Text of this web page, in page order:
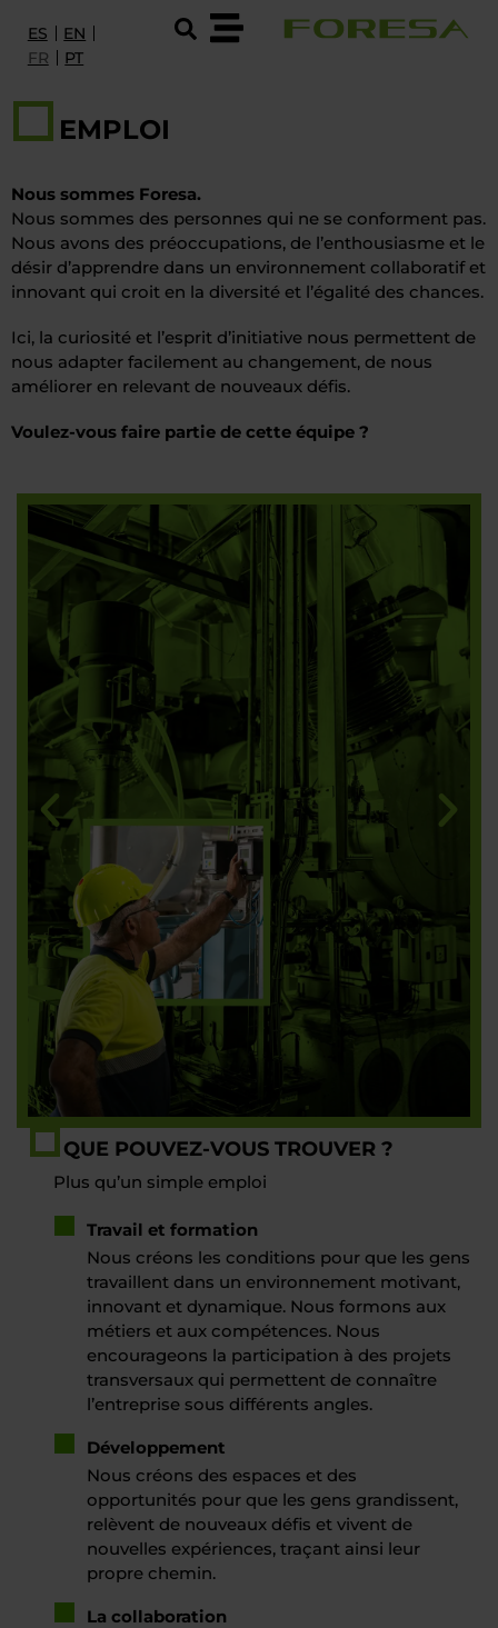
ES
EN
FR
PT
PRODUITS ET SERVICES
À PROPOS DE FORESA
DURABILITÉ ET CERTIFICATIONS
EMPLOI
CONTACT
CONTACTEZ NOUS
EMPLOI
Nous sommes Foresa.
Nous sommes des personnes qui ne se conforment pas.
Nous avons des préoccupations, de l’enthousiasme et le
désir d’apprendre dans un environnement collaboratif et
innovant qui croit en la diversité et l’égalité des chances.
Ici, la curiosité et l’esprit d’initiative nous permettent de
nous adapter facilement au changement, de nous
améliorer en relevant de nouveaux défis.
Voulez-vous faire partie de cette équipe ?
QUE POUVEZ-VOUS TROUVER ?
Plus qu’un simple emploi
Travail et formation
Nous créons les conditions pour que les gens
travaillent dans un environnement motivant,
innovant et dynamique. Nous formons aux
métiers et aux compétences. Nous
encourageons la participation à des projets
transversaux qui permettent de connaître
l’entreprise sous différents angles.
Développement
Nous créons des espaces et des
opportunités pour que les gens grandissent,
relèvent de nouveaux défis et vivent de
nouvelles expériences, traçant ainsi leur
propre chemin.
La collaboration